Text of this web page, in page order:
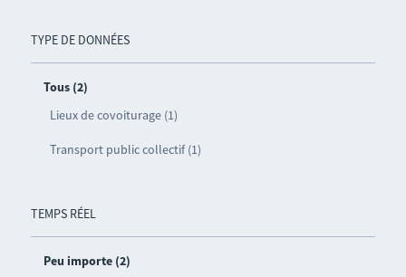
TYPE DE DONNÉES
Tous (2)
Lieux de covoiturage (1)
Transport public collectif (1)
TEMPS RÉEL
Peu importe (2)